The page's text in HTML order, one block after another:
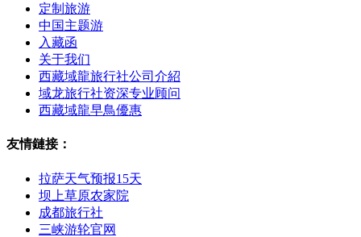
定制旅游
中国主题游
入藏函
关于我们
西藏域龍旅行社公司介紹
域龙旅行社资深专业顾问
西藏域龍早鳥優惠
友情鏈接：
拉萨天气预报15天
坝上草原农家院
成都旅行社
三峡游轮官网